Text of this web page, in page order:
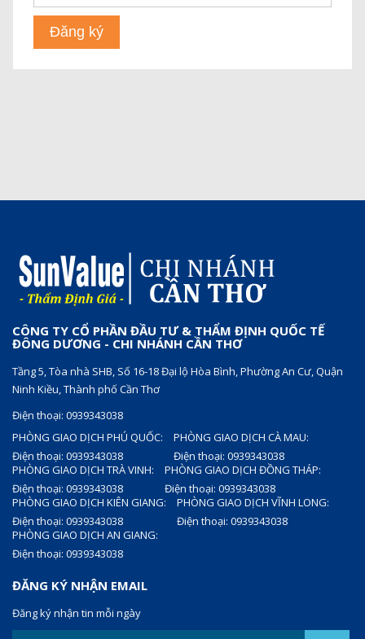
CÔNG TY CỔ PHẦN ĐẦU TƯ & THẨM ĐỊNH QUỐC TẾ
ĐÔNG DƯƠNG - CHI NHÁNH CẦN THƠ
Tầng 5, Tòa nhà SHB, Số 16-18 Đại lộ Hòa Bình, Phường An Cư, Quận
Ninh Kiều, Thành phố Cần Thơ
Điện thoại: 0939343038
PHÒNG GIAO DỊCH PHÚ QUỐC:
Điện thoại: 0939343038
PHÒNG GIAO DỊCH CÀ MAU:
Điện thoại: 0939343038
PHÒNG GIAO DỊCH TRÀ VINH:
Điện thoại: 0939343038
PHÒNG GIAO DỊCH ĐỒNG THÁP:
Điện thoại: 0939343038
PHÒNG GIAO DỊCH KIÊN GIANG:
Điện thoại: 0939343038
PHÒNG GIAO DỊCH VĨNH LONG:
Điện thoại: 0939343038
PHÒNG GIAO DỊCH AN GIANG:
Điện thoại: 0939343038
ĐĂNG KÝ NHẬN EMAIL
Đăng ký nhận tin mỗi ngày